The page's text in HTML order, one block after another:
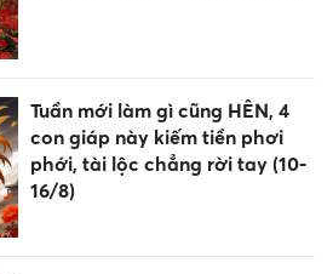
Tuần mới làm gì cũng HÊN, 4
con giáp này kiếm tiền phơi
phới, tài lộc chẳng rời tay (10-
16/8)